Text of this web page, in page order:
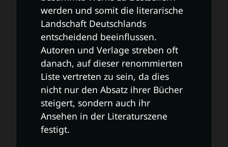
werden und somit die literarische
Landschaft Deutschlands
entscheidend beeinflussen.
Autoren und Verlage streben oft
danach, auf dieser renommierten
Liste vertreten zu sein, da dies
nicht nur den Absatz ihrer Bücher
steigert, sondern auch ihr
Ansehen in der Literaturszene
festigt.